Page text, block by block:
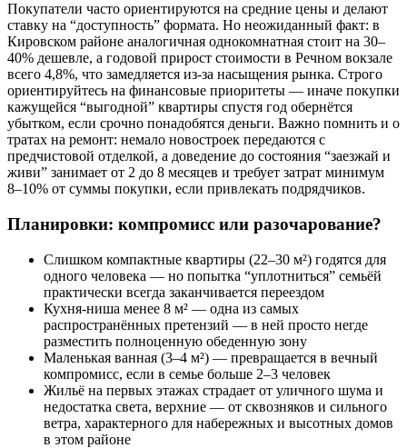
Покупатели часто ориентируются на средние цены и делают
ставку на “доступность” формата. Но неожиданный факт: в
Кировском районе аналогичная однокомнатная стоит на 30–
40% дешевле, а годовой прирост стоимости в Речном вокзале
всего 4,8%, что замедляется из-за насыщения рынка. Строго
ориентируйтесь на финансовые приоритеты — иначе покупки
кажущейся “выгодной” квартиры спустя год обернётся
убытком, если срочно понадобятся деньги. Важно помнить и о
тратах на ремонт: немало новостроек передаются с
предчистовой отделкой, а доведение до состояния “заезжай и
живи” занимает от 2 до 8 месяцев и требует затрат минимум
8–10% от суммы покупки, если привлекать подрядчиков.
Планировки: компромисс или разочарование?
Слишком компактные квартиры (22–30 м²) годятся для
одного человека — но попытка “уплотниться” семьёй
практически всегда заканчивается переездом
Кухня-ниша менее 8 м² — одна из самых
распространённых претензий — в ней просто негде
разместить полноценную обеденную зону
Маленькая ванная (3–4 м²) — превращается в вечный
компромисс, если в семье больше 2–3 человек
Жильё на первых этажах страдает от уличного шума и
недостатка света, верхние — от сквозняков и сильного
ветра, характерного для набережных и высотных домов
в этом районе